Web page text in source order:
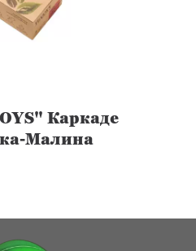
Каркаде
Малина